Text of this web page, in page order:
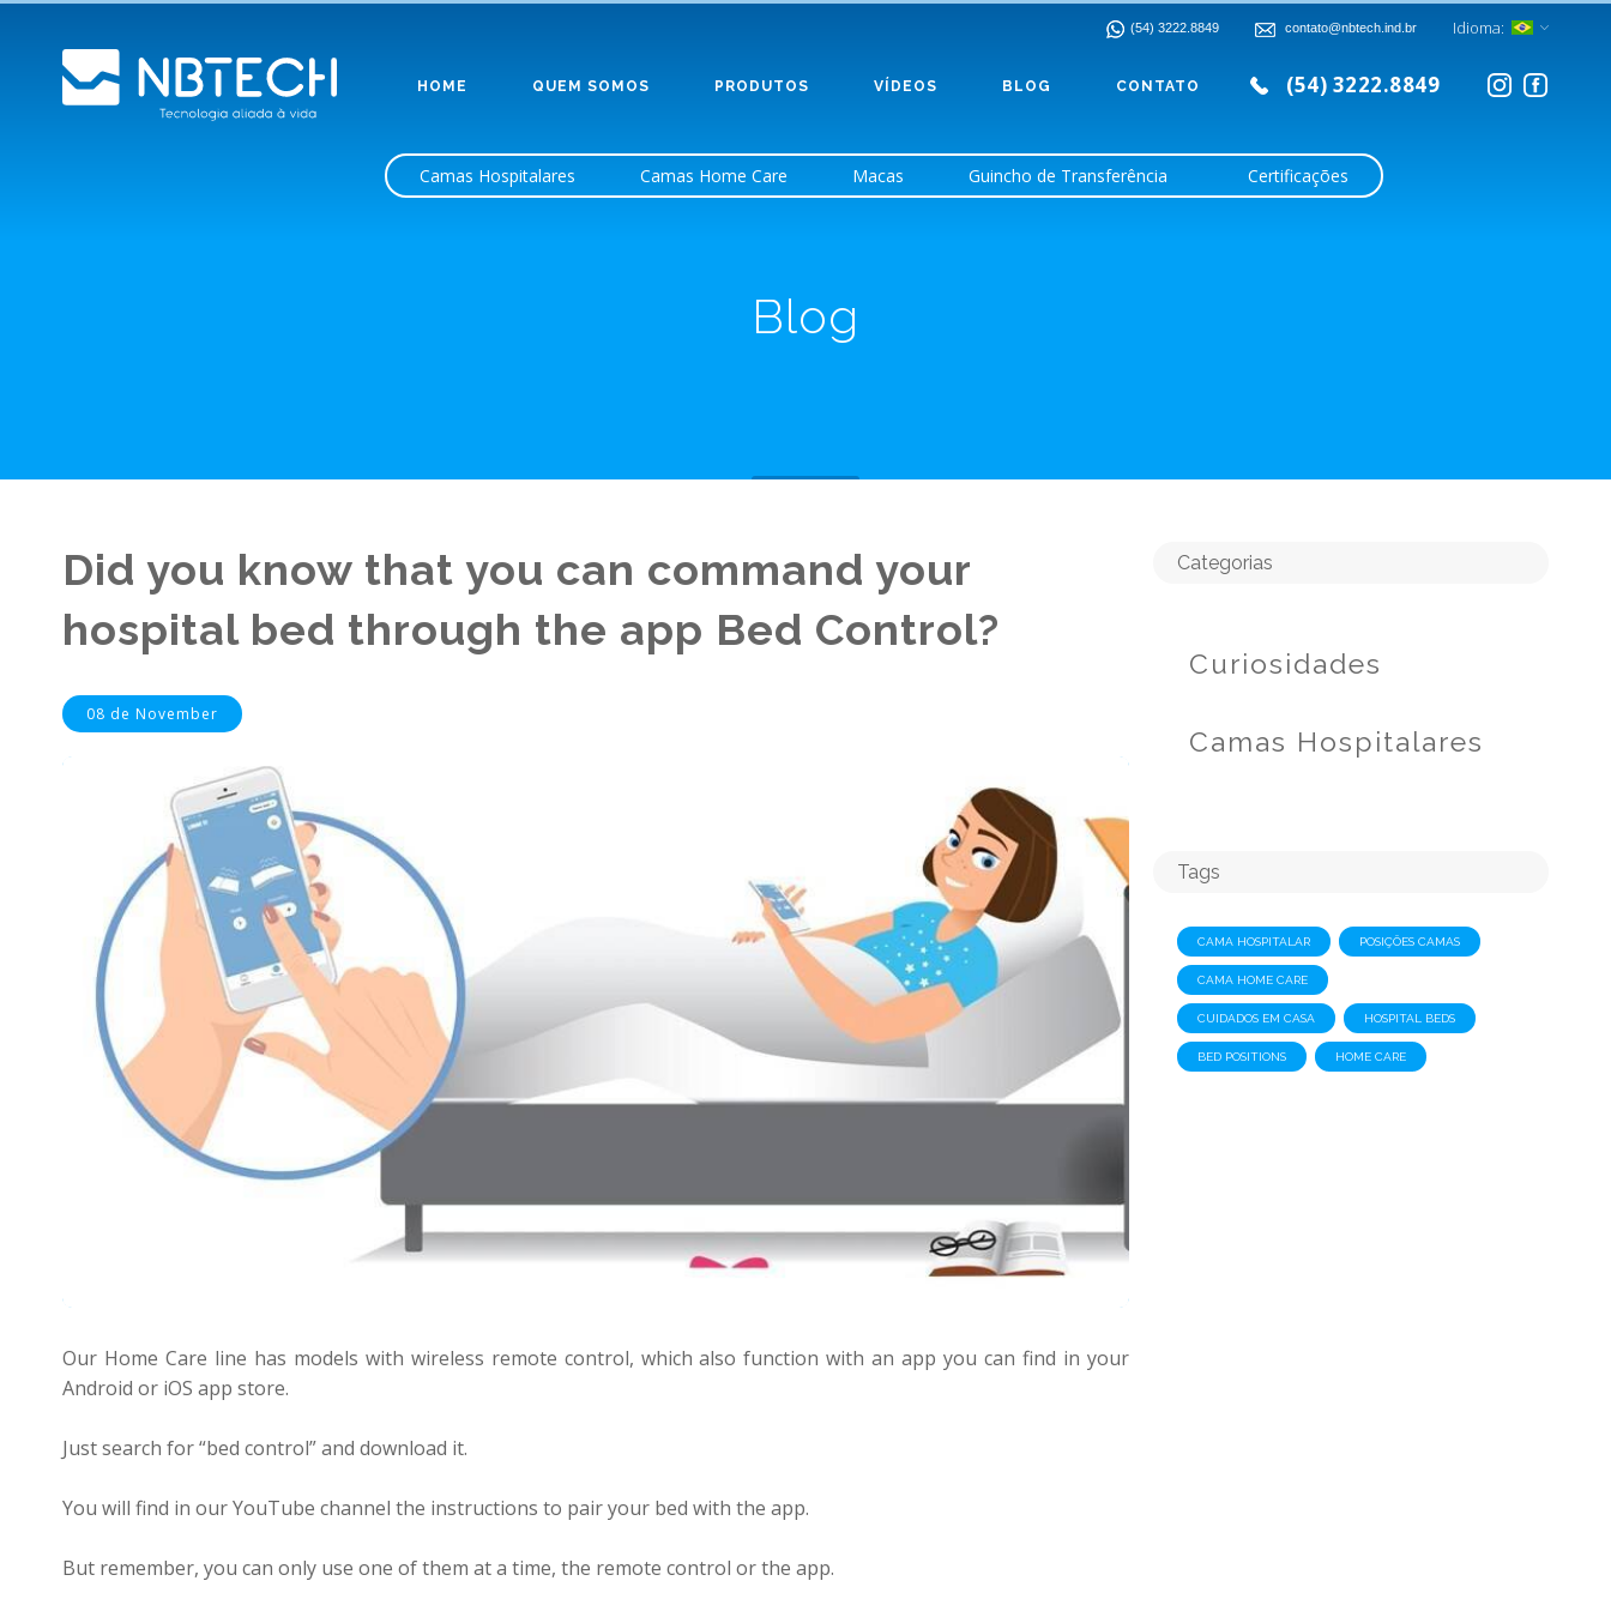
(54) 3222.8849 contato@nbtech.ind.br Idioma:
HOME QUEM SOMOS PRODUTOS VÍDEOS BLOG CONTATO (54) 3222.8849
Camas Hospitalares Camas Home Care Macas Guincho de Transferência Certificações
Blog
Did you know that you can command your
hospital bed through the app Bed Control?
08 de November
Our Home Care line has models with wireless remote control, which also function with an app you can find in your
Android or iOS app store.
Just search for “bed control” and download it.
You will find in our YouTube channel the instructions to pair your bed with the app.
But remember, you can only use one of them at a time, the remote control or the app.
Categorias
Curiosidades
Camas Hospitalares
Tags
CAMA HOSPITALAR POSIÇÕES CAMAS
CAMA HOME CARE
CUIDADOS EM CASA HOSPITAL BEDS
BED POSITIONS HOME CARE